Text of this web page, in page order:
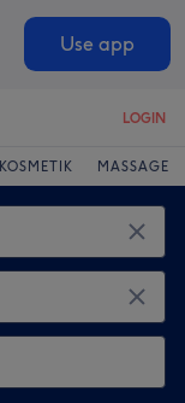
Use app
LOGIN
KOSMETIK MASSAGE